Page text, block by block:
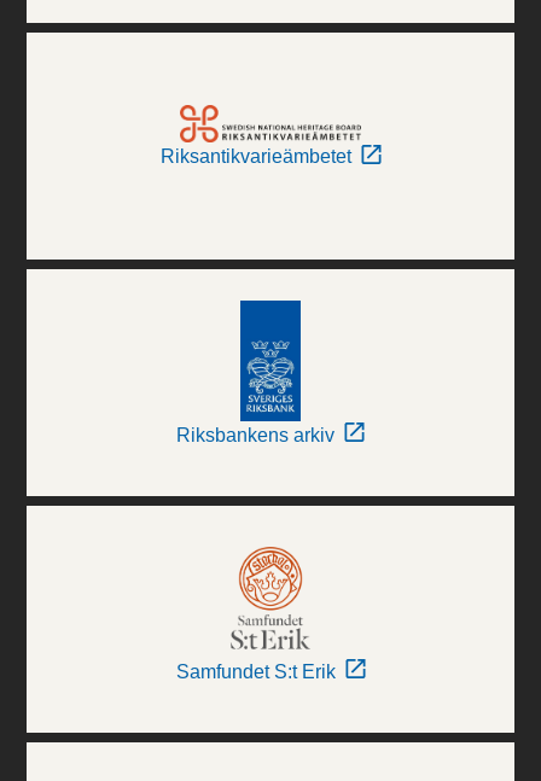
Riksantikvarieämbetet
Riksbankens arkiv
Samfundet S:t Erik